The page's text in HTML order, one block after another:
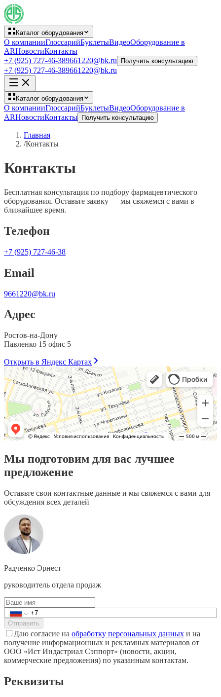
Каталог оборудования
О компанииГлоссарийБуклетыВидеоОборудование в
ARНовостиКонтакты
+7 (925) 727-46-389661220@bk.ru Получить консультацию
+7 (925) 727-46-389661220@bk.ru
Каталог оборудования
О компанииГлоссарийБуклетыВидеоОборудование в
ARНовостиКонтакты Получить консультацию
Главная
/Контакты
Контакты
Бесплатная консультация по подбору фармацевтического
оборудования. Оставьте заявку — мы свяжемся с вами в
ближайшее время.
Телефон
+7 (925) 727-46-38
Email
9661220@bk.ru
Адрес
Ростов-на-Дону
Павленко 15 офис 5
Открыть в Яндекс Картах
Мы подготовим для вас лучшее
предложение
Оставьте свои контактные данные и мы свяжемся с вами для
обсуждения всех деталей
Радченко Эрнест
руководитель отдела продаж
Отправить
Даю согласие на обработку персональных данных и на
получение информационных и рекламных материалов от
ООО «Ист Индастриал Сэппорт» (новости, акции,
коммерческие предложения) по указанным контактам.
Реквизиты